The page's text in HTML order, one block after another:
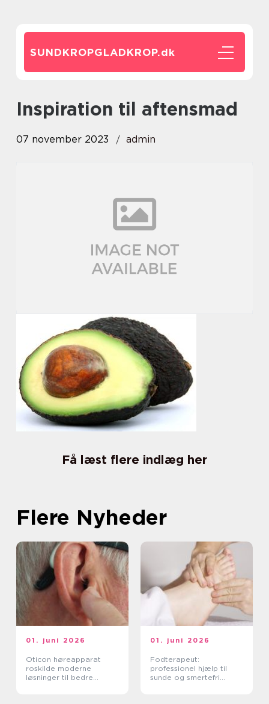
SUNDKROPGLADKROP.dk
inspiration til aftensmad
07 november 2023 admin
Få læst flere indlæg her
Flere Nyheder
01. juni 2026
Oticon høreapparat
roskilde moderne
løsninger til bedre
01. juni 2026
Fodterapeut:
professionel hjælp til
sunde og smertefri